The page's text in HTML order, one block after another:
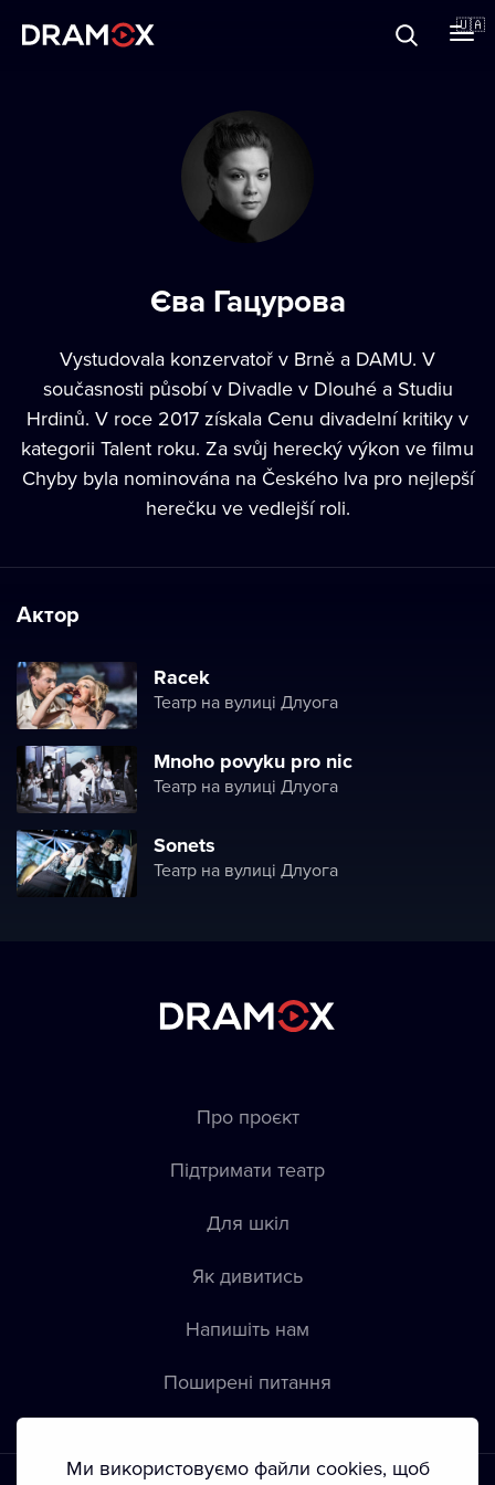
🇺🇦
Зареєструватися
Єва Гацурова
Vystudovala konzervatoř v Brně a DAMU. V
současnosti působí v Divadle v Dlouhé a Studiu
Hrdinů. V roce 2017 získala Cenu divadelní kritiky v
kategorii Talent roku. Za svůj herecký výkon ve filmu
Chyby byla nominována na Českého lva pro nejlepší
herečku ve vedlejší roli.
Актор
Racek
Театр на вулиці Длуога
Mnoho povyku pro nic
Театр на вулиці Длуога
Sonets
Театр на вулиці Длуога
Про проєкт
Підтримати театр
Для шкіл
Як дивитись
Напишіть нам
Пoширені питання
Ми використовуємо файли cookies, щоб